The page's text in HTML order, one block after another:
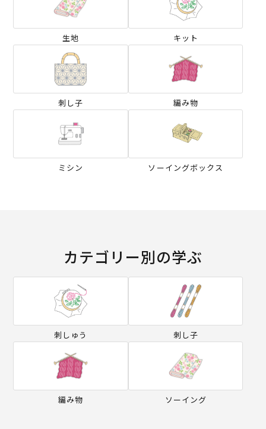
生地 キット
刺し子 編み物
ミシン ソーイングボックス
カテゴリー別の学ぶ
刺しゅう 刺し子
編み物 ソーイング